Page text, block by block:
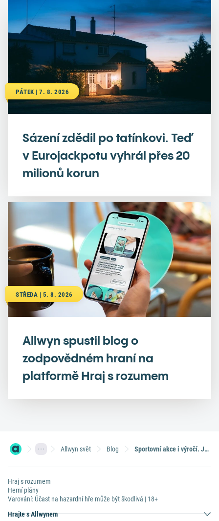
PÁTEK | 7. 8. 2026
Sázení zdědil po tatínkovi. Teď
v Eurojackpotu vyhrál přes 20
milionů korun
STŘEDA | 5. 8. 2026
Allwyn spustil blog o
zodpovědném hraní na
platformě Hraj s rozumem
Allwyn svět Blog Sportovní akce i výročí. Jak si lidé vybírají svá šťastná čísla?
Hraj s rozumem
Herní plány
Varování: Účast na hazardní hře může být škodlivá | 18+
Hrajte s Allwynem